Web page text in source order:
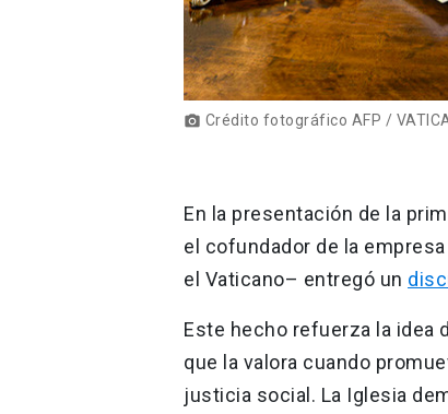
photo_camera Crédito fotográfico AFP /
En la presentación de la
el cofundador de la
el Vaticano– entregó un
Este hecho refuerza la idea
que la valora cuando
justicia social. La Iglesia